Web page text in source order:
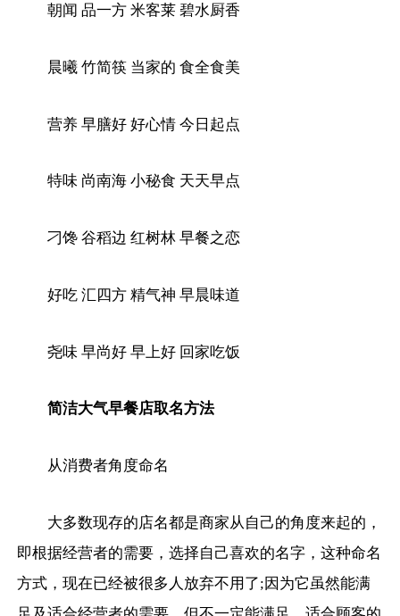
朝闻 品一方 米客莱 碧水厨香
晨曦 竹简筷 当家的 食全食美
营养 早膳好 好心情 今日起点
特味 尚南海 小秘食 天天早点
刁馋 谷稻边 红树林 早餐之恋
好吃 汇四方 精气神 早晨味道
尧味 早尚好 早上好 回家吃饭
简洁大气早餐店取名方法
从消费者角度命名
大多数现存的店名都是商家从自己的角度来起的，
即根据经营者的需要，选择自己喜欢的名字，这种命名
方式，现在已经被很多人放弃不用了;因为它虽然能满